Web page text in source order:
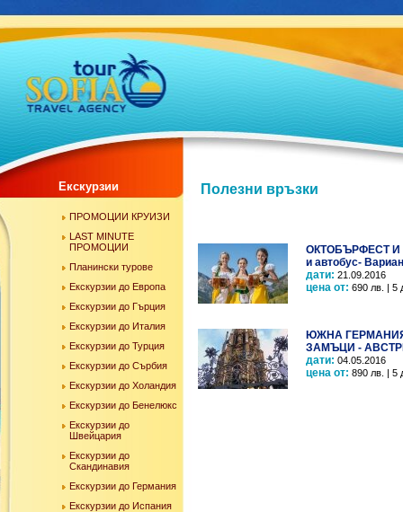
Екскурзии
ПРОМОЦИИ КРУИЗИ
LAST MINUTE
ПРОМОЦИИ
Планински турове
Екскурзии до Европа
Екскурзии до Гърция
Екскурзии до Италия
Екскурзии до Турция
Екскурзии до Сърбия
Екскурзии до Холандия
Екскурзии до Бенелюкс
Екскурзии до
Швейцария
Екскурзии до
Скандинавия
Екскурзии до Германия
Екскурзии до Испания
Полезни връзки
ОКТОБЪРФЕСТ И
и автобус-
дати: 21.09.2016
цена от: 690 лв. | 5
ЮЖНА
ЗАМЪЦИ -
дати: 04.05.2016
цена от: 890 лв. | 5